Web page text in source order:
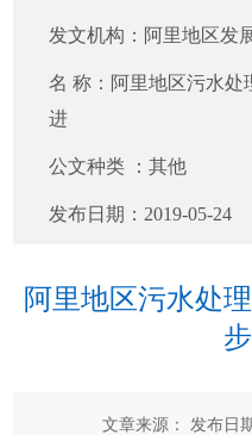
发文机构： 阿里地区发
名 称： 阿里地区污水处
进
公文种类 ：其他
发布日期： 2019-05-24
阿里地区污水处
文章来源： 发布日